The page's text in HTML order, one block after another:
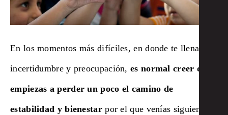
En los momentos más difíciles, en donde te llenas de
incertidumbre y preocupación,es normal creer que
empiezas a perder un poco el camino de
estabilidad y bienestarpor el que venías siguiendo.